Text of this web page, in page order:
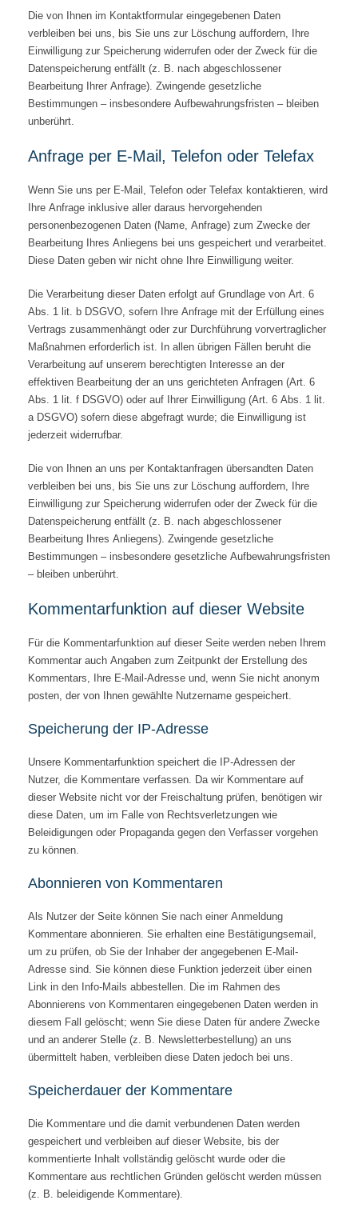
Die von Ihnen im Kontaktformular eingegebenen Daten
verbleiben bei uns, bis Sie uns zur Löschung auffordern, Ihre
Einwilligung zur Speicherung widerrufen oder der Zweck für die
Datenspeicherung entfällt (z. B. nach abgeschlossener
Bearbeitung Ihrer Anfrage). Zwingende gesetzliche
Bestimmungen – insbesondere Aufbewahrungsfristen – bleiben
unberührt.
Anfrage per E-Mail, Telefon oder Telefax
Wenn Sie uns per E-Mail, Telefon oder Telefax kontaktieren, wird
Ihre Anfrage inklusive aller daraus hervorgehenden
personenbezogenen Daten (Name, Anfrage) zum Zwecke der
Bearbeitung Ihres Anliegens bei uns gespeichert und verarbeitet.
Diese Daten geben wir nicht ohne Ihre Einwilligung weiter.
Die Verarbeitung dieser Daten erfolgt auf Grundlage von Art. 6
Abs. 1 lit. b DSGVO, sofern Ihre Anfrage mit der Erfüllung eines
Vertrags zusammenhängt oder zur Durchführung vorvertraglicher
Maßnahmen erforderlich ist. In allen übrigen Fällen beruht die
Verarbeitung auf unserem berechtigten Interesse an der
effektiven Bearbeitung der an uns gerichteten Anfragen (Art. 6
Abs. 1 lit. f DSGVO) oder auf Ihrer Einwilligung (Art. 6 Abs. 1 lit.
a DSGVO) sofern diese abgefragt wurde; die Einwilligung ist
jederzeit widerrufbar.
Die von Ihnen an uns per Kontaktanfragen übersandten Daten
verbleiben bei uns, bis Sie uns zur Löschung auffordern, Ihre
Einwilligung zur Speicherung widerrufen oder der Zweck für die
Datenspeicherung entfällt (z. B. nach abgeschlossener
Bearbeitung Ihres Anliegens). Zwingende gesetzliche
Bestimmungen – insbesondere gesetzliche Aufbewahrungsfristen
– bleiben unberührt.
Kommentar­funktion auf dieser Website
Für die Kommentarfunktion auf dieser Seite werden neben Ihrem
Kommentar auch Angaben zum Zeitpunkt der Erstellung des
Kommentars, Ihre E-Mail-Adresse und, wenn Sie nicht anonym
posten, der von Ihnen gewählte Nutzername gespeichert.
Speicherung der IP-Adresse
Unsere Kommentarfunktion speichert die IP-Adressen der
Nutzer, die Kommentare verfassen. Da wir Kommentare auf
dieser Website nicht vor der Freischaltung prüfen, benötigen wir
diese Daten, um im Falle von Rechtsverletzungen wie
Beleidigungen oder Propaganda gegen den Verfasser vorgehen
zu können.
Abonnieren von Kommentaren
Als Nutzer der Seite können Sie nach einer Anmeldung
Kommentare abonnieren. Sie erhalten eine Bestätigungsemail,
um zu prüfen, ob Sie der Inhaber der angegebenen E-Mail-
Adresse sind. Sie können diese Funktion jederzeit über einen
Link in den Info-Mails abbestellen. Die im Rahmen des
Abonnierens von Kommentaren eingegebenen Daten werden in
diesem Fall gelöscht; wenn Sie diese Daten für andere Zwecke
und an anderer Stelle (z. B. Newsletterbestellung) an uns
übermittelt haben, verbleiben diese Daten jedoch bei uns.
Speicherdauer der Kommentare
Die Kommentare und die damit verbundenen Daten werden
gespeichert und verbleiben auf dieser Website, bis der
kommentierte Inhalt vollständig gelöscht wurde oder die
Kommentare aus rechtlichen Gründen gelöscht werden müssen
(z. B. beleidigende Kommentare).